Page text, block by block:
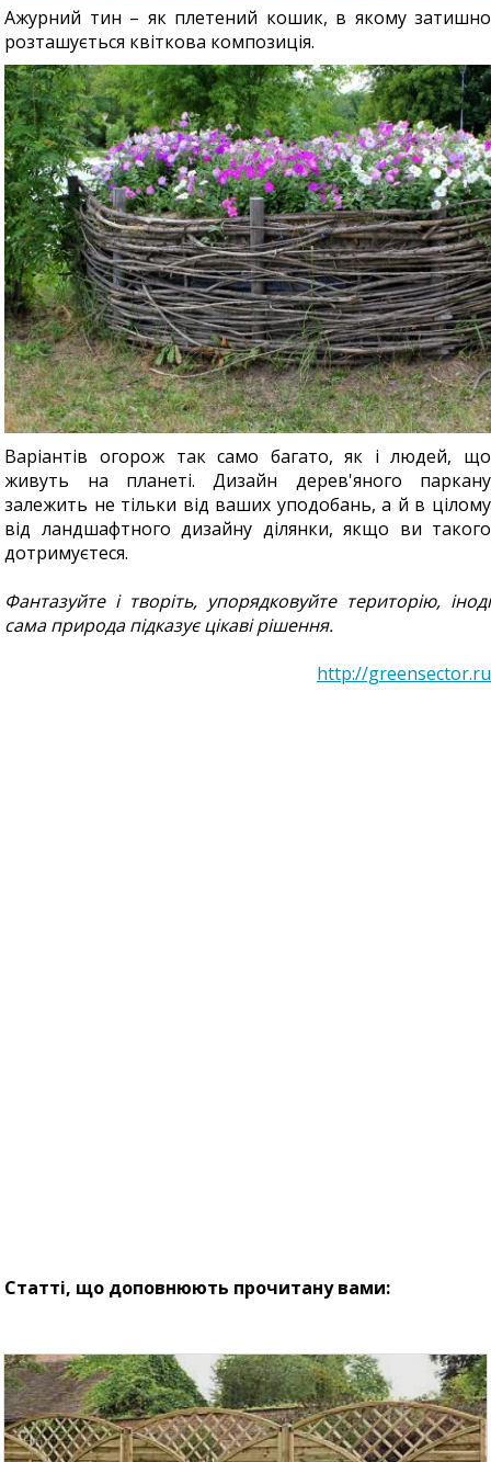
Ажурний тин – як плетений кошик, в якому затишно
розташується квіткова композиція.
Варіантів огорож так само багато, як і людей, що
живуть на планеті. Дизайн дерев'яного паркану
залежить не тільки від ваших уподобань, а й в цілому
від ландшафтного дизайну ділянки, якщо ви такого
дотримуєтеся.
Фантазуйте і творіть, упорядковуйте територію, іноді
сама природа підказує цікаві рішення.
http://greensector.ru
Статті, що доповнюють прочитану вами: